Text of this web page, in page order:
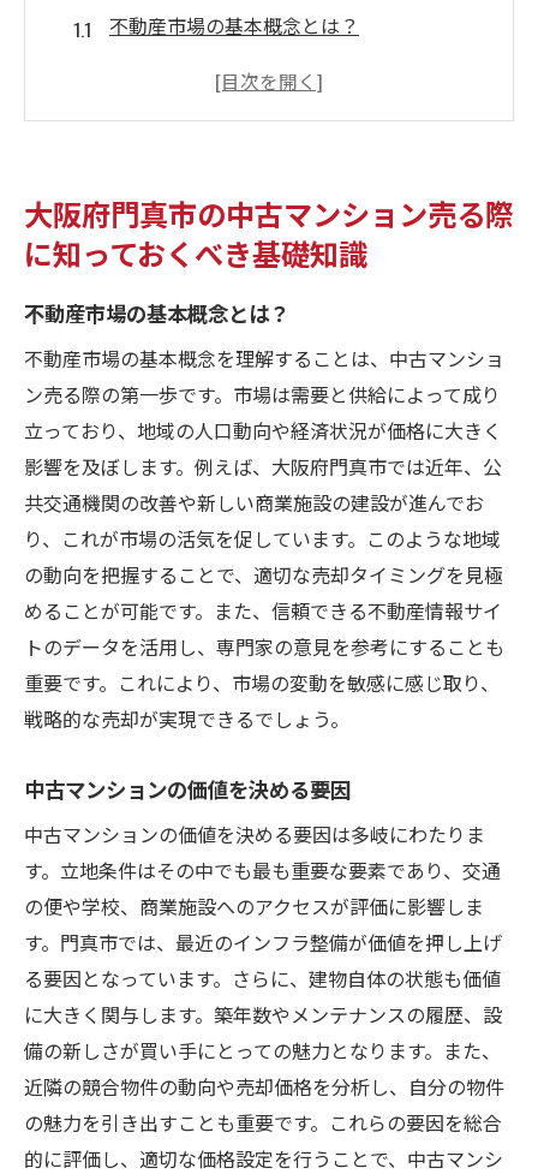
不動産市場の基本概念とは？
中古マンションの価値を決める要因
売却を成功させるための初動準備
市場動向を味方にする大阪府門真市の中古マン
ション売却術
門真市の不動産市場の現状分析
最適な売却時期を見極める方法
市場動向を活かした価格設定のコツ
競合物件との違いを理解する
市場ニーズに応じたマンション改修のポイ
ント
市場動向を定期的にチェックする重要性
買取業者選びで失敗しないための大阪府門真市
中古マンション売却のコツ
信頼できる業者の見極め方
複数業者の査定を比較するメリット
良心的な契約条件の見分け方
業者選びの成功事例と失敗事例
口コミと評判を活用する方法
大阪府門真市で中古マンションを高値で売るた
めのステップ
高値売却のための効果的な宣伝戦略
内覧時に印象を良くするポイント
価格交渉を成功させるテクニック
見積もりと実際の販売価格の差を埋める
大阪府門真市の中古マンション売る際
に知っておくべき基礎知識
不動産市場の基本概念とは？
不動産市場の基本概念を理解することは、中古マンショ
ン売る際の第一歩です。市場は需要と供給によって成り
立っており、地域の人口動向や経済状況が価格に大きく
影響を及ぼします。例えば、大阪府門真市では近年、公
共交通機関の改善や新しい商業施設の建設が進んでお
り、これが市場の活気を促しています。このような地域
の動向を把握することで、適切な売却タイミングを見極
めることが可能です。また、信頼できる不動産情報サイ
トのデータを活用し、専門家の意見を参考にすることも
重要です。これにより、市場の変動を敏感に感じ取り、
戦略的な売却が実現できるでしょう。
中古マンションの価値を決める要因
中古マンションの価値を決める要因は多岐にわたりま
す。立地条件はその中でも最も重要な要素であり、交通
の便や学校、商業施設へのアクセスが評価に影響しま
す。門真市では、最近のインフラ整備が価値を押し上げ
る要因となっています。さらに、建物自体の状態も価値
に大きく関与します。築年数やメンテナンスの履歴、設
備の新しさが買い手にとっての魅力となります。また、
近隣の競合物件の動向や売却価格を分析し、自分の物件
の魅力を引き出すことも重要です。これらの要因を総合
的に評価し、適切な価格設定を行うことで、中古マンシ